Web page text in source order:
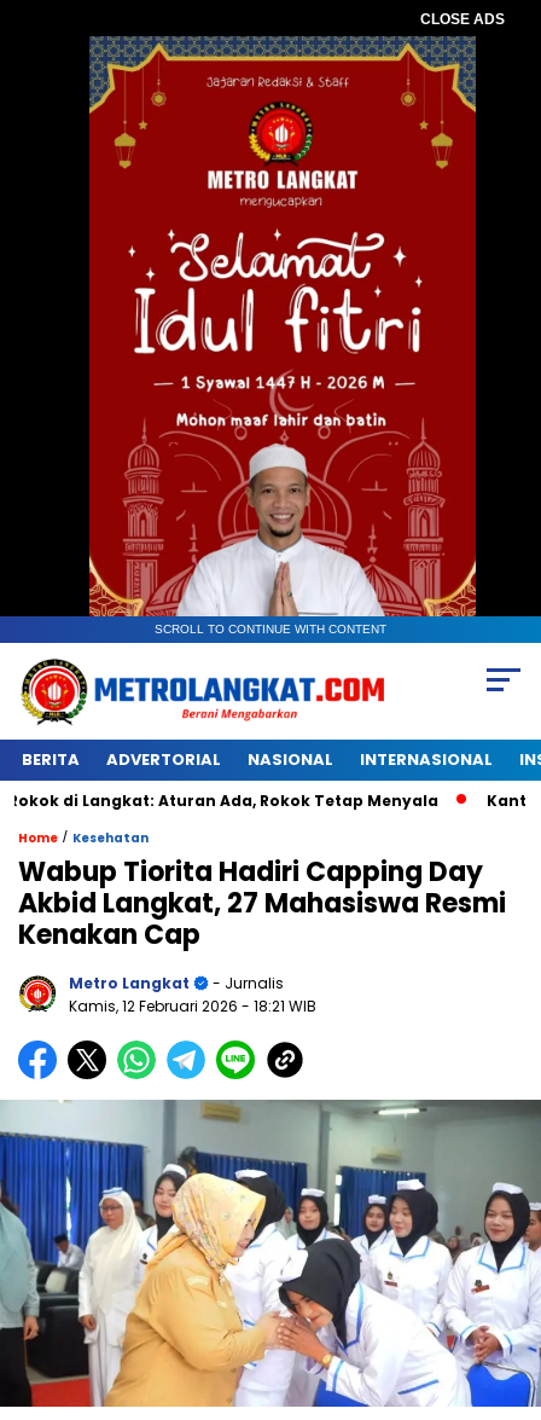
CLOSE ADS
SCROLL TO CONTINUE WITH CONTENT
BERITA ADVERTORIAL NASIONAL INTERNASIONAL
Aturan Ada, Rokok Tetap Menyala Kantongan
Home / Kesehatan
Wabup Tiorita Hadiri Capping Day
Akbid Langkat, 27 Mahasiswa Resmi
Kenakan Cap
Metro Langkat
- Jurnalis
Kamis, 12 Februari 2026 - 18:21 WIB